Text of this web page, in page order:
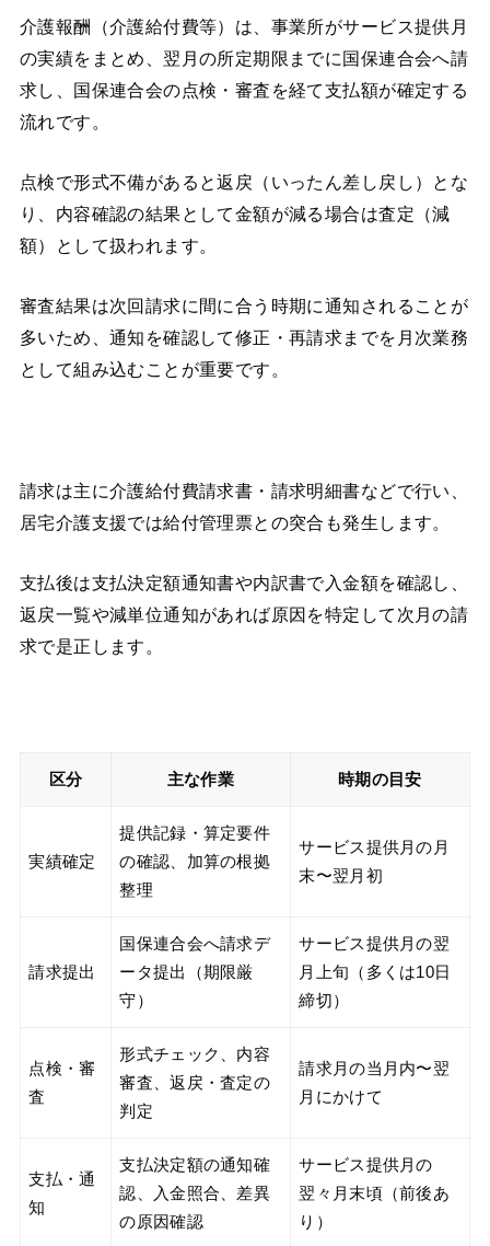
介護報酬（介護給付費等）は、事業所がサービス提供月
の実績をまとめ、翌月の所定期限までに国保連合会へ請
求し、国保連合会の点検・審査を経て支払額が確定する
流れです。
点検で形式不備があると返戻（いったん差し戻し）とな
り、内容確認の結果として金額が減る場合は査定（減
額）として扱われます。
審査結果は次回請求に間に合う時期に通知されることが
多いため、通知を確認して修正・再請求までを月次業務
として組み込むことが重要です。
請求は主に介護給付費請求書・請求明細書などで行い、
居宅介護支援では給付管理票との突合も発生します。
支払後は支払決定額通知書や内訳書で入金額を確認し、
返戻一覧や減単位通知があれば原因を特定して次月の請
求で是正します。
区分 主な作業 時期の目安
実績確定
提供記録・算定要件
の確認、加算の根拠
整理
サービス提供月の月
末〜翌月初
請求提出
国保連合会へ請求デ
ータ提出（期限厳
守）
サービス提供月の翌
月上旬（多くは10日
締切）
点検・審
査
形式チェック、内容
審査、返戻・査定の
判定
請求月の当月内〜翌
月にかけて
支払・通
知
支払決定額の通知確
認、入金照合、差異
の原因確認
サービス提供月の
翌々月末頃（前後あ
り）